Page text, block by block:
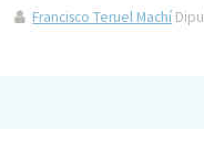
Francisco Teruel Machí